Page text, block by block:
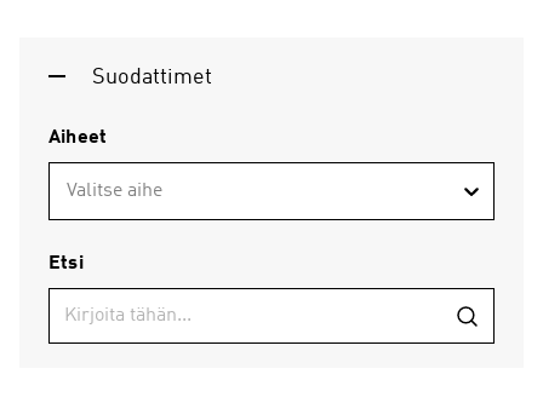
Suodattimet
Aiheet
Valitse aihe
Etsi